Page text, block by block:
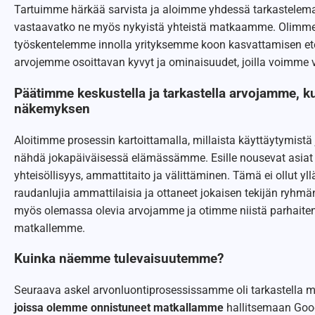
Tartuimme härkää sarvista ja aloimme yhdessä
vastaavatko ne myös nykyistä yhteistä matkaamme.
työskentelemme innolla yrityksemme koon kasvattamisen
arvojemme osoittavan kyvyt ja ominaisuudet, joilla
Päätimme keskustella ja tarkastella arvojamme,
näkemyksen
Aloitimme prosessin kartoittamalla, millaista
nähdä jokapäiväisessä elämässämme. Esille nousevat
yhteisöllisyys, ammattitaito ja välittäminen. Tämä ei ollut
raudanlujia ammattilaisia ja ottaneet jokaisen tekijän
myös olemassa olevia arvojamme ja otimme niistä
matkallemme.
Kuinka näemme tulevaisuutemme?
Seuraava askel arvonluontiprosessissamme oli tarkastella
joissa olemme onnistuneet matkallamme hallitsemaan